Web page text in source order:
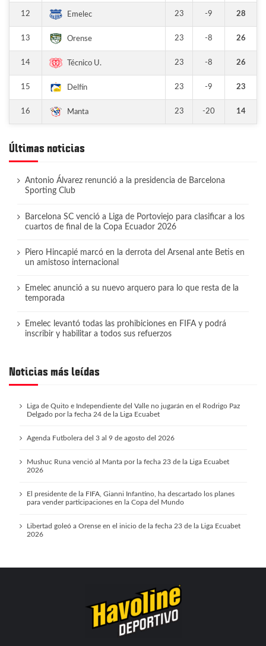
12 Emelec 23 -9 28
13 Orense 23 -8 26
14 Técnico U. 23 -8 26
15 Delfín 23 -9 23
16 Manta 23 -20 14
Últimas noticias
Antonio Álvarez renunció a la presidencia de Barcelona
Sporting Club
Barcelona SC venció a Liga de Portoviejo para clasificar a los
cuartos de final de la Copa Ecuador 2026
Piero Hincapié marcó en la derrota del Arsenal ante Betis en
un amistoso internacional
Emelec anunció a su nuevo arquero para lo que resta de la
temporada
Emelec levantó todas las prohibiciones en FIFA y podrá
inscribir y habilitar a todos sus refuerzos
Noticias más leídas
Liga de Quito e Independiente del Valle no jugarán en el Rodrigo Paz
Delgado por la fecha 24 de la Liga Ecuabet
Agenda Futbolera del 3 al 9 de agosto del 2026
Mushuc Runa venció al Manta por la fecha 23 de la Liga Ecuabet
2026
El presidente de la FIFA, Gianni Infantino, ha descartado los planes
para vender participaciones en la Copa del Mundo
Libertad goleó a Orense en el inicio de la fecha 23 de la Liga Ecuabet
2026